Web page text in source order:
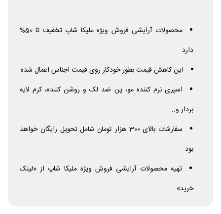
محصولات آرایشی فروش ویژه ملیکا شاپ تخفیف تا 50%
دارد
این کاهش قیمت بطور خودکار روی قیمت اجناس اعمال شده
اسپری نرم کننده مو، پن ضد لک و روشن کننده، کرم لایه
بردار و..
سفارشات بالای 300 هزار تومان شامل تحویل رایگان خواهد
بود
تهیه محصولات آرایشی فروش ویژه ملیکا شاپ از «لینک
خرید»